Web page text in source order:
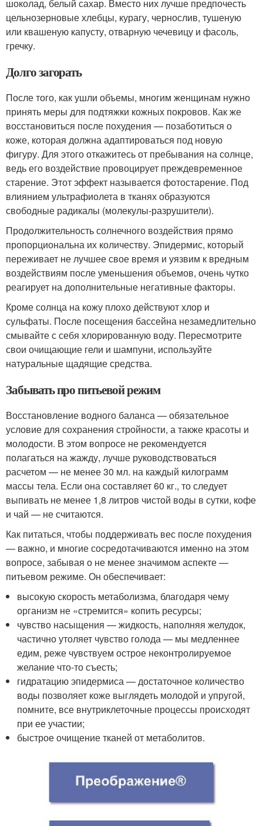
шоколад, белый сахар. Вместо них лучше предпочесть
цельнозерновые хлебцы, курагу, чернослив, тушеную
или квашеную капусту, отварную чечевицу и фасоль,
гречку.
Долго загорать
После того, как ушли объемы, многим женщинам нужно
принять меры для подтяжки кожных покровов. Как же
восстановиться после похудения — позаботиться о
коже, которая должна адаптироваться под новую
фигуру. Для этого откажитесь от пребывания на солнце,
ведь его воздействие провоцирует преждевременное
старение. Этот эффект называется фотостарение. Под
влиянием ультрафиолета в тканях образуются
свободные радикалы (молекулы-разрушители).
Продолжительность солнечного воздействия прямо
пропорциональна их количеству. Эпидермис, который
переживает не лучшее свое время и уязвим к вредным
воздействиям после уменьшения объемов, очень чутко
реагирует на дополнительные негативные факторы.
Кроме солнца на кожу плохо действуют хлор и
сульфаты. После посещения бассейна незамедлительно
смывайте с себя хлорированную воду. Пересмотрите
свои очищающие гели и шампуни, используйте
натуральные щадящие средства.
Забывать про питьевой режим
Восстановление водного баланса — обязательное
условие для сохранения стройности, а также красоты и
молодости. В этом вопросе не рекомендуется
полагаться на жажду, лучше руководствоваться
расчетом — не менее 30 мл. на каждый килограмм
массы тела. Если она составляет 60 кг., то следует
выпивать не менее 1,8 литров чистой воды в сутки, кофе
и чай — не считаются.
Как питаться, чтобы поддерживать вес после похудения
— важно, и многие сосредотачиваются именно на этом
вопросе, забывая о не менее значимом аспекте —
питьевом режиме. Он обеспечивает:
высокую скорость метаболизма, благодаря чему
организм не «стремится» копить ресурсы;
чувство насыщения — жидкость, наполняя желудок,
частично утоляет чувство голода — мы медленнее
едим, реже чувствуем острое неконтролируемое
желание что-то съесть;
гидратацию эпидермиса — достаточное количество
воды позволяет коже выглядеть молодой и упругой,
помните, все внутриклеточные процессы происходят
при ее участии;
быстрое очищение тканей от метаболитов.